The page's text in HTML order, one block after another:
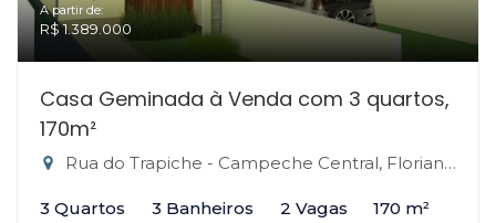
A partir de:
R$ 1.389.000
Casa Geminada à Venda com 3 quartos,
170m²
Rua do Trapiche - Campeche Central, Florianópolis-SC
3 Quartos 3 Banheiros 2 Vagas 170 m²